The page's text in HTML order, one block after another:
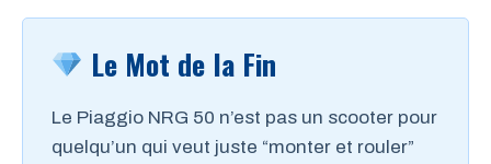
Le Mot de la Fin
Le Piaggio NRG 50 n’est pas un scooter pour
quelqu’un qui veut juste “monter et rouler”